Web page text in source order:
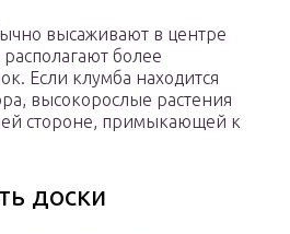
высаживают в центре
более
Если клумба находится
высокорослые растения
стороне, примыкающей к
доски